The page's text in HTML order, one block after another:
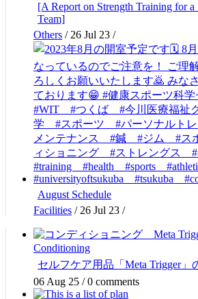
[A Report on Strength Training for
Team]
Others /26 Jul 23 /
August Schedule
Facilities /26 Jul 23 /
Conditioning
セルフケア用品「Meta Trigger」
06 Aug 25 /0 comments